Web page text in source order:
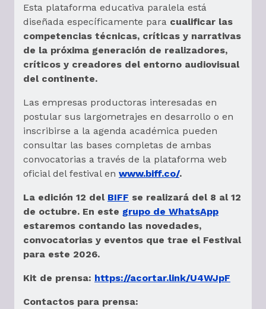
Esta plataforma educativa paralela está
diseñada específicamente para cualificar las
competencias técnicas, críticas y narrativas
de la próxima generación de realizadores,
críticos y creadores del entorno audiovisual
del continente.
Las empresas productoras interesadas en
postular sus largometrajes en desarrollo o en
inscribirse a la agenda académica pueden
consultar las bases completas de ambas
convocatorias a través de la plataforma web
oficial del festival en www.biff.co/.
La edición 12 del BIFF se realizará del 8 al 12
de octubre. En este grupo de WhatsApp
estaremos contando las novedades,
convocatorias y eventos que trae el Festival
para este 2026.
Kit de prensa: https://acortar.link/U4WJpF
Contactos para prensa: